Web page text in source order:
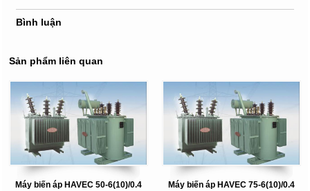
Bình luận
Sản phẩm liên quan
Máy biến áp HAVEC 50-6(10)/0.4 Máy biến áp HAVEC 75-6(10)/0.4